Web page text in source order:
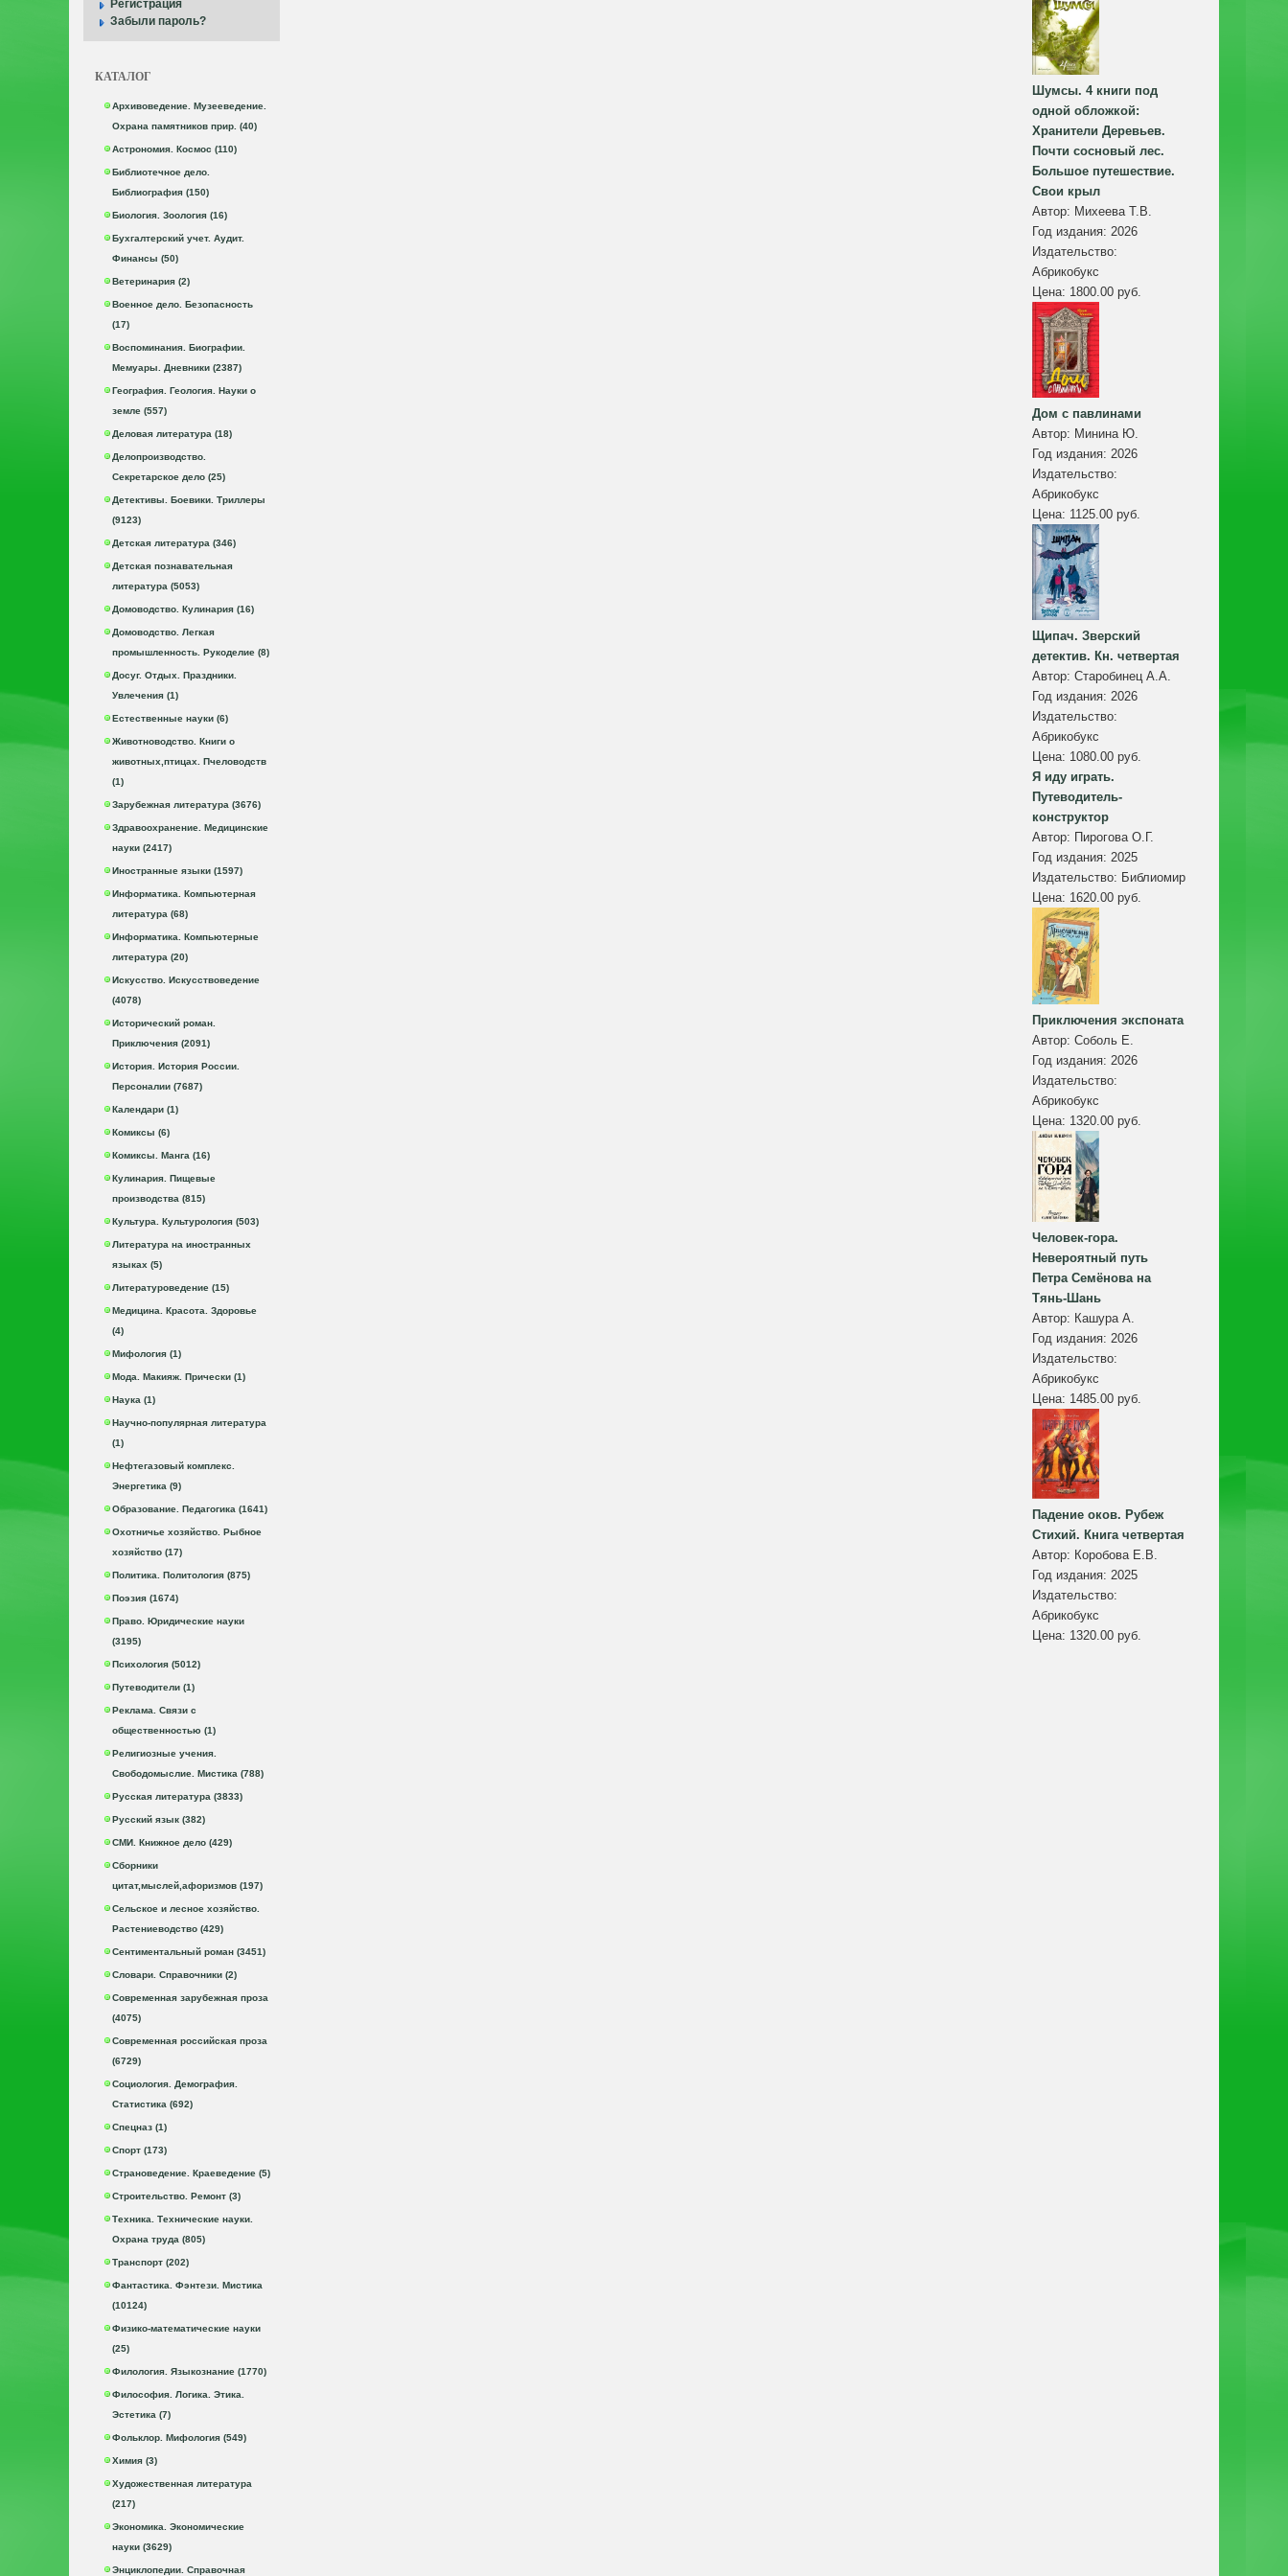
Регистрация
Забыли пароль?
КАТАЛОГ
Архивоведение. Музееведение.
Охрана памятников прир. (40)
Астрономия. Космос (110)
Библиотечное дело.
Библиография (150)
Биология. Зоология (16)
Бухгалтерский учет. Аудит.
Финансы (50)
Ветеринария (2)
Военное дело. Безопасность
(17)
Воспоминания. Биографии.
Мемуары. Дневники (2387)
География. Геология. Науки о
земле (557)
Деловая литература (18)
Делопроизводство.
Секретарское дело (25)
Детективы. Боевики. Триллеры
(9123)
Детская литература (346)
Детская познавательная
литература (5053)
Домоводство. Кулинария (16)
Домоводство. Легкая
промышленность. Рукоделие (8)
Досуг. Отдых. Праздники.
Увлечения (1)
Естественные науки (6)
Животноводство. Книги о
животных,птицах. Пчеловодств
(1)
Зарубежная литература (3676)
Здравоохранение. Медицинские
науки (2417)
Иностранные языки (1597)
Информатика. Компьютерная
литература (68)
Информатика. Компьютерные
литература (20)
Искусство. Искусствоведение
(4078)
Исторический роман.
Приключения (2091)
История. История России.
Персоналии (7687)
Календари (1)
Комиксы (6)
Комиксы. Манга (16)
Кулинария. Пищевые
производства (815)
Культура. Культурология (503)
Литература на иностранных
языках (5)
Литературоведение (15)
Медицина. Красота. Здоровье
(4)
Мифология (1)
Мода. Макияж. Прически (1)
Наука (1)
Научно-популярная литература
(1)
Нефтегазовый комплекс.
Энергетика (9)
Образование. Педагогика (1641)
Охотничье хозяйство. Рыбное
хозяйство (17)
Политика. Политология (875)
Поэзия (1674)
Право. Юридические науки
(3195)
Психология (5012)
Путеводители (1)
Реклама. Связи с
общественностью (1)
Религиозные учения.
Свободомыслие. Мистика (788)
Русская литература (3833)
Русский язык (382)
СМИ. Книжное дело (429)
Сборники
цитат,мыслей,афоризмов (197)
Сельское и лесное хозяйство.
Растениеводство (429)
Сентиментальный роман (3451)
Словари. Справочники (2)
Современная зарубежная проза
(4075)
Современная российская проза
(6729)
Социология. Демография.
Статистика (692)
Спецназ (1)
Спорт (173)
Страноведение. Краеведение (5)
Строительство. Ремонт (3)
Техника. Технические науки.
Охрана труда (805)
Транспорт (202)
Фантастика. Фэнтези. Мистика
(10124)
Физико-математические науки
(25)
Филология. Языкознание (1770)
Философия. Логика. Этика.
Эстетика (7)
Фольклор. Мифология (549)
Химия (3)
Художественная литература
(217)
Экономика. Экономические
науки (3629)
Энциклопедии. Справочная
Шумсы. 4 книги под
одной обложкой:
Хранители Деревьев.
Почти сосновый лес.
Большое путешествие.
Свои крыл
Автор: Михеева Т.В.
Год издания: 2026
Издательство:
Абрикобукс
Цена: 1800.00 руб.
Дом с павлинами
Автор: Минина Ю.
Год издания: 2026
Издательство:
Абрикобукс
Цена: 1125.00 руб.
Щипач. Зверский
детектив. Кн. четвертая
Автор: Старобинец А.А.
Год издания: 2026
Издательство:
Абрикобукс
Цена: 1080.00 руб.
Я иду играть.
Путеводитель-
конструктор
Автор: Пирогова О.Г.
Год издания: 2025
Издательство: Библиомир
Цена: 1620.00 руб.
Приключения экспоната
Автор: Соболь Е.
Год издания: 2026
Издательство:
Абрикобукс
Цена: 1320.00 руб.
Человек-гора.
Невероятный путь
Петра Семёнова на
Тянь-Шань
Автор: Кашура А.
Год издания: 2026
Издательство:
Абрикобукс
Цена: 1485.00 руб.
Падение оков. Рубеж
Стихий. Книга четвертая
Автор: Коробова Е.В.
Год издания: 2025
Издательство:
Абрикобукс
Цена: 1320.00 руб.